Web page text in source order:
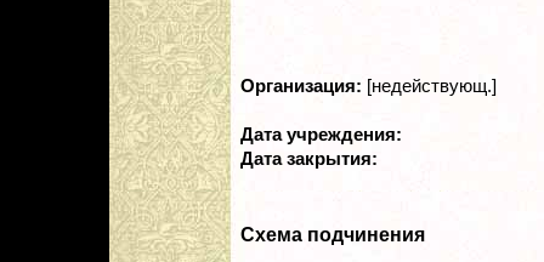
Организация: [недействующ.]
Дата учреждения:
Дата закрытия:
Схема подчинения